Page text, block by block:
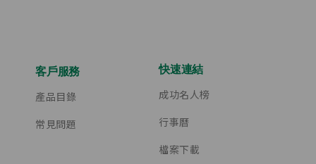
客戶服務
產品目錄
常見問題
快速連結
成功名人榜
行事曆
檔案下載